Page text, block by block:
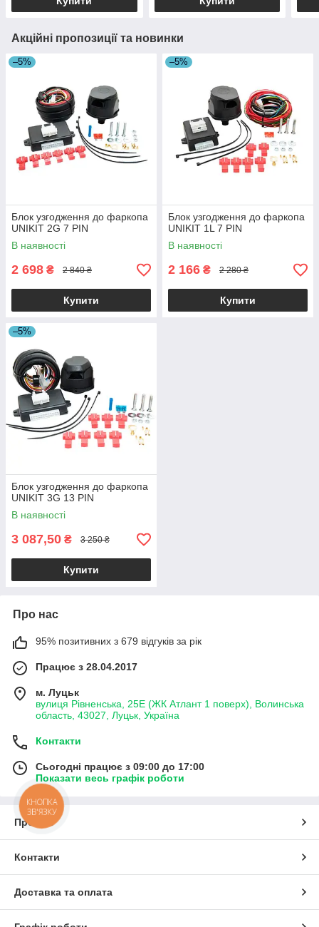
Акційні пропозиції та новинки
–5%
Блок узгодження до фаркопа
UNIKIT 2G 7 PIN
В наявності
2 698 ₴ 2 840 ₴
Купити
–5%
Блок узгодження до фаркопа
UNIKIT 1L 7 PIN
В наявності
2 166 ₴ 2 280 ₴
Купити
–5%
Блок узгодження до фаркопа
UNIKIT 3G 13 PIN
В наявності
3 087,50 ₴ 3 250 ₴
Купити
Про нас
95% позитивних з 679 відгуків за рік
Працює з 28.04.2017
м. Луцьк
вулиця Рівненська, 25Е (ЖК Атлант 1 поверх), Волинська
область, 43027, Луцьк, Україна
Контакти
Сьогодні працює з 09:00 до 17:00
Показати весь графік роботи
Про нас
Контакти
Доставка та оплата
КНОПКА
ЗВ'ЯЗКУ